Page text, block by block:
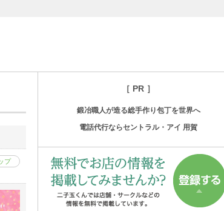
プ
［ PR ］
鍛冶職人が造る総手作り包丁を世界へ
電話代行ならセントラル・アイ 用賀